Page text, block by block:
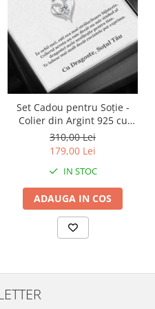
Set Cadou pentru Soție -
Colier din Argint 925 cu
Pandantiv Inima Eternă,
placat cu rodiu, în Cutie
Elegantă cu Mesaj
Personalizat
310,00 Lei
179,00 Lei
IN STOC
ADAUGA IN COS